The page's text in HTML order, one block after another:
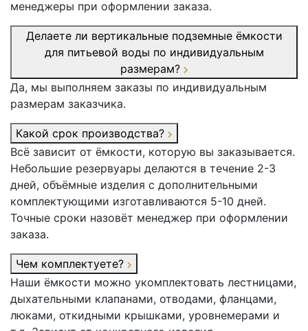
менеджеры при оформлении заказа.
Делаете ли вертикальные подземные ёмкости
для питьевой воды по индивидуальным
размерам?
Да, мы выполняем заказы по индивидуальным
размерам заказчика.
Какой срок производства?
Всё зависит от ёмкости, которую вы заказывается.
Небольшие резервуары делаются в течение 2-3
дней, объёмные изделия с дополнительными
комплектующими изготавливаются 5-10 дней.
Точные сроки назовёт менеджер при оформлении
заказа.
Чем комплектуете?
Наши ёмкости можно укомплектовать лестницами,
дыхательными клапанами, отводами, фланцами,
люками, откидными крышками, уровнемерами и